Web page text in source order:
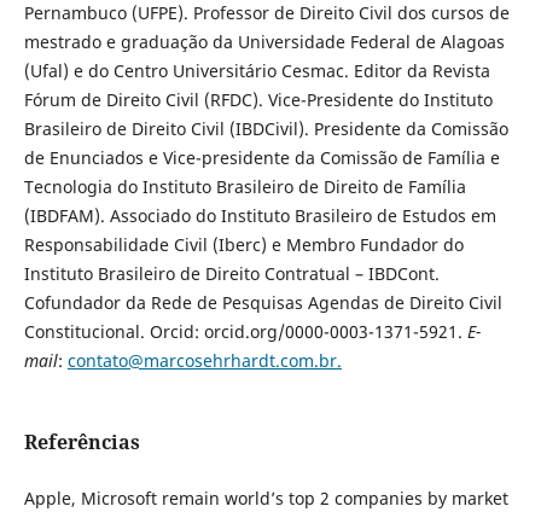
Pernambuco (UFPE). Professor de Direito Civil dos cursos de
mestrado e graduação da Universidade Federal de Alagoas
(Ufal) e do Centro Universitário Cesmac. Editor da Revista
Fórum de Direito Civil (RFDC). Vice-Presidente do Instituto
Brasileiro de Direito Civil (IBDCivil). Presidente da Comissão
de Enunciados e Vice-presidente da Comissão de Família e
Tecnologia do Instituto Brasileiro de Direito de Família
(IBDFAM). Associado do Instituto Brasileiro de Estudos em
Responsabilidade Civil (Iberc) e Membro Fundador do
Instituto Brasileiro de Direito Contratual – IBDCont.
Cofundador da Rede de Pesquisas Agendas de Direito Civil
Constitucional. Orcid: orcid.org/0000-0003-1371-5921. E-
mail: contato@marcosehrhardt.com.br.
Referências
Apple, Microsoft remain world’s top 2 companies by market